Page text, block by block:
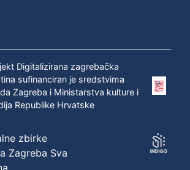
Digitalizirana zagrebačka
sufinanciran je sredstvima
Zagreba i Ministarstva kulture i
Republike Hrvatske
zbirke
Zagreba Sva